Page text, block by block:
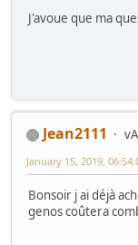
J'avoue que ma
Jean2111
January 15, 2019,
Bonsoir j ai déjà
genos coûtera